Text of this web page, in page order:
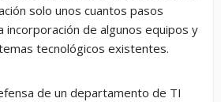
solo unos cuantos pasos
incorporación de algunos equipos y
tecnológicos existentes.
de un departamento de TI